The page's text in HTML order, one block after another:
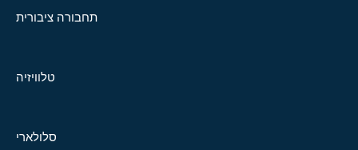
תחבורה ציבורית
טלוויזיה
סלולארי